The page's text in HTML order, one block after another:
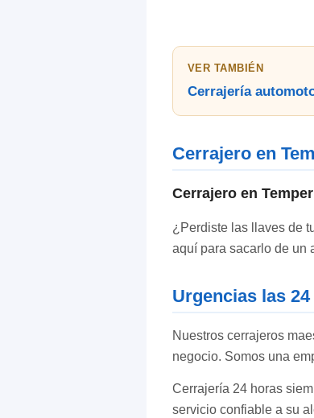
VER TAMBIÉN
Cerrajería
Cerrajero en
Cerrajero en
¿Perdiste las llaves de
aquí para sacarlo de un
Urgencias las
Nuestros cerrajeros
negocio. Somos una
Cerrajería 24 horas
servicio confiable a su